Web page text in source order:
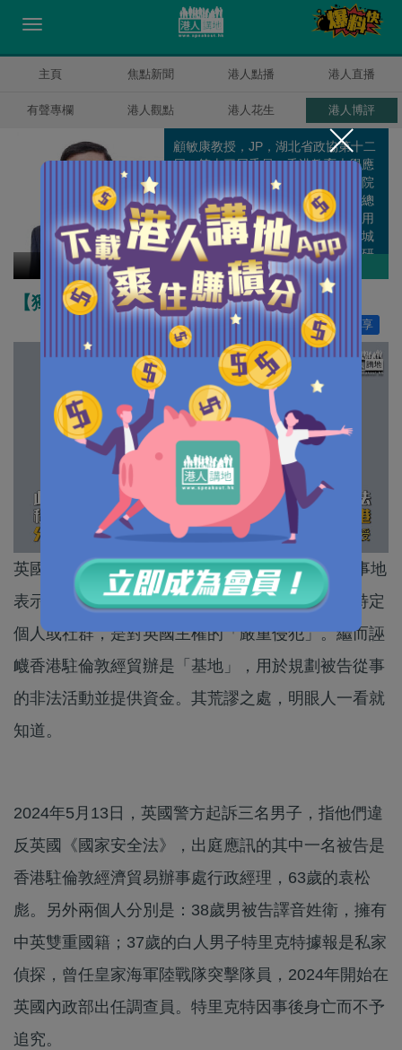
主頁 焦點新聞 港人點播 港人直播
有聲專欄 港人觀點 港人花生 港人博評
顧敏康
顧敏康教授，JP，湖北省政協第十二
屆、第十三屆委員，香港教育大學應
用政策研究及教育未來學院聯席副院
長、國家安全與法律教育研究中心總
監；原湘潭大學法學學部部長、信用
風險管理學院院長、博導；原香港城
市大學法律學院副院長、全國港澳研
究會理事。作者其他博評
【獨家文章】英國間諜案漏洞百出
分享
讚好 8
英國外交部於5月8日召見中國駐英大使，煞有其事地
表示外國政府企圖在英國境內騷擾、傷害或恫嚇特定
個人或社群，是對英國主權的「嚴重侵犯」。繼而誣
衊香港駐倫敦經貿辦是「基地」，用於規劃被告從事
的非法活動並提供資金。其荒謬之處，明眼人一看就
知道。
2024年5月13日，英國警方起訴三名男子，指他們違
反英國《國家安全法》，出庭應訊的其中一名被告是
香港駐倫敦經濟貿易辦事處行政經理，63歲的袁松
彪。另外兩個人分別是：38歲男被告譯音姓衛，擁有
中英雙重國籍；37歲的白人男子特里克特據報是私家
偵探，曾任皇家海軍陸戰隊突擊隊員，2024年開始在
英國內政部出任調查員。特里克特因事後身亡而不予
追究。